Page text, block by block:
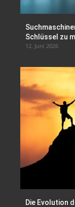
Schlüssel zu
12. Juni 2026
Die Evolution